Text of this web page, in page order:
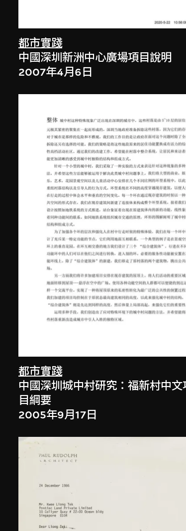
都市實踐
中國深圳新洲中心廣場項目說明
2007年4月6日
都市實踐
中國深圳城中村研究：福新村中文
目綱要
2005年9月17日